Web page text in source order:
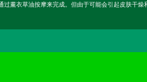
过薰衣草油按摩来完成。但由于可能会引起皮肤干燥